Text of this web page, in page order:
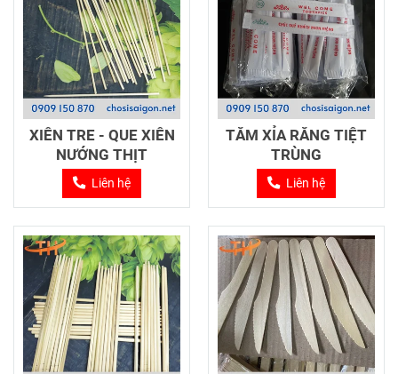
XIÊN TRE - QUE XIÊN
NƯỚNG THỊT
Liên hệ
TĂM XỈA RĂNG TIỆT
TRÙNG
Liên hệ